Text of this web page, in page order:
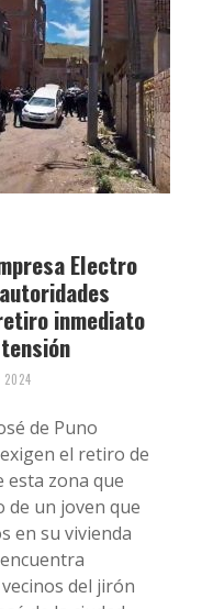
Electro
inmediato
2024
de Puno
el retiro de
esta zona que
de un joven que
en su vivienda
del jirón